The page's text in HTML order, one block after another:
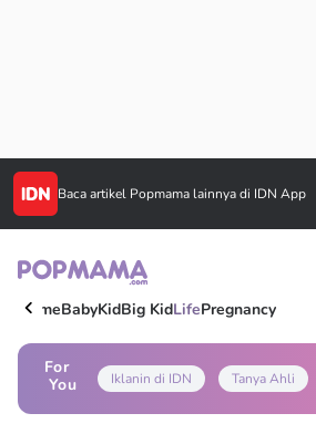
Baca artikel Popmama lainnya di IDN App
HomeBabyKidBig KidLifePregnancy
For
You
Iklanin di IDN Tanya Ahli